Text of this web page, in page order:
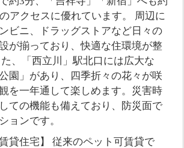
アクセスに優れています。 周辺に
ビニ、ドラッグストアなど日々の
が揃っており、快適な住環境が整
、「西立川」駅北口には広大な
園」があり、四季折々の花々が咲
を一年通して楽しめます。災害時
ての機能も備えており、防災面で
ョンです。
貸住宅】 従来のペット可賃貸で